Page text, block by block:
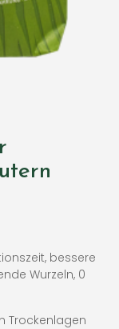
bessere
Wurzeln, 0
Trockenlagen